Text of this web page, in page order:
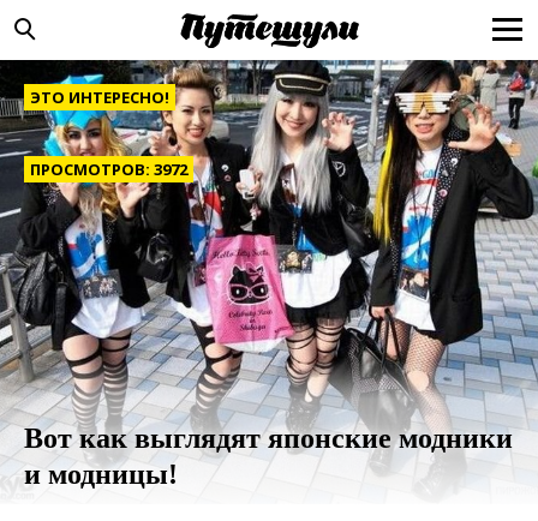
ЭТО ИНТЕРЕСНО!
ПРОСМОТРОВ: 3972
Вот как выглядят японские модники
и модницы!